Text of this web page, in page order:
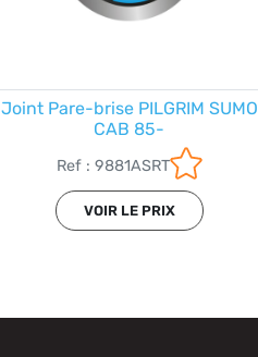
Joint Pare-brise PILGRIM SUMO
CAB 85-
Ref : 9881ASRT
VOIR LE PRIX